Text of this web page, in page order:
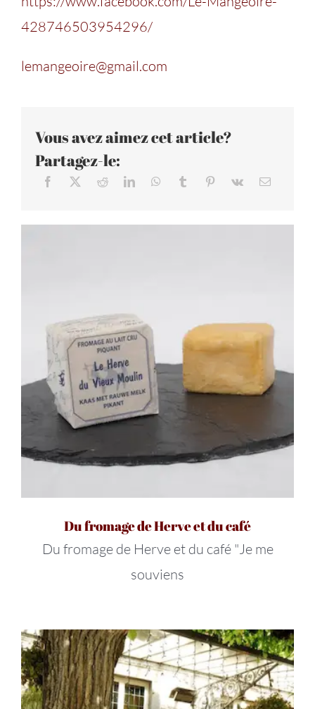
428746503954296/
lemangeoire@gmail.com
Vous avez aimez cet article?
Partagez-le:
Du fromage de Herve et du café
Du fromage de Herve et du café "Je me
souviens